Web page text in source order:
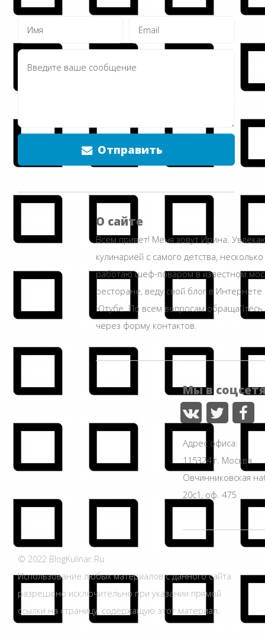
Отправить
О сайте
Всем привет! Меня зовут Ирина.
кулинарией с самого детства,
работаю шеф-поваром в известном
ресторане, веду свой блог в Интернете
Ютубе. По всем вопросам
через форму контактов.
Мы в
Адрес офиса:
115324 г. Москва
Овчинниковская
20с1, оф. 475
© 2022 BlogKulinar.Ru
Использование любых материалов с данного сайта
разрешено исключительно при указании прямой
ссылки на страницу, содержащую этот материал.